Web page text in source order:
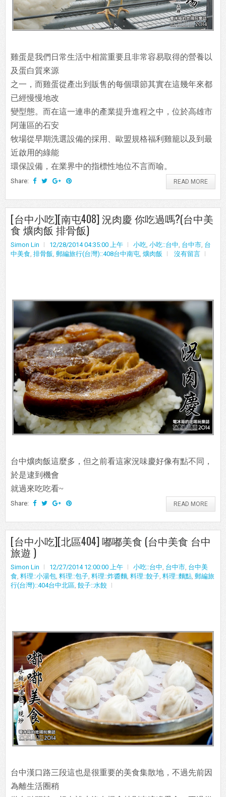
雞蛋是我們日常生活中相當重要且非常容易取得的營養以
及蛋白質來源
之一，而雞蛋從產出到販售的每個環節其實在這幾年來都
已經慢慢地改
變型態。而在這一連串的產業提升進程之中，位於高雄市
阿蓮區的石安
牧場從早期洗選設備的採用、歐盟規格福利雞籠以及到最
近啟用的綠能
環保設備，在業界中的指標性地位不言而喻。
Share: READ MORE
[台中小吃][南屯408] 況肉慶 你吃過嗎?(台中美
食 爌肉飯 排骨飯)
Simon Lin 12/28/2014 04:35:00 上午 小吃, 小吃::台中, 台中市, 台
中美食, 排骨飯, 郵編旅行(台灣)::408台中南屯, 爌肉飯 沒有留言
台中爌肉飯這麼多，但之前看這家況味慶好像有點不同，
於是逮到機會
就過來吃吃看~
Share: READ MORE
[台中小吃][北區404] 嘟嘟美食 (台中美食 台中
旅遊 )
Simon Lin 12/27/2014 12:00:00 上午 小吃::台中, 台中市, 台中美
食, 料理::小湯包, 料理::包子, 料理::炸醬麵, 料理::餃子, 料理::麵點, 郵編旅
行(台灣)::404台中北區, 餃子::水餃
台中漢口路三段這也是很重要的美食集散地，不過先前因
為離生活圈稍